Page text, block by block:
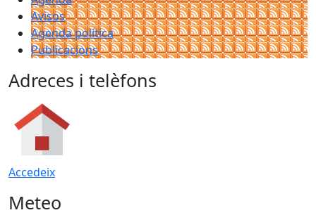
Avisos
Agenda política
Publicacions
Adreces i telèfons
Accedeix
Meteo